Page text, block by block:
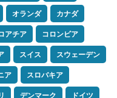
オランダ
カナダ
アチア
コロンビア
スイス
スウェーデン
ア
スロバキア
デンマーク
ドイツ